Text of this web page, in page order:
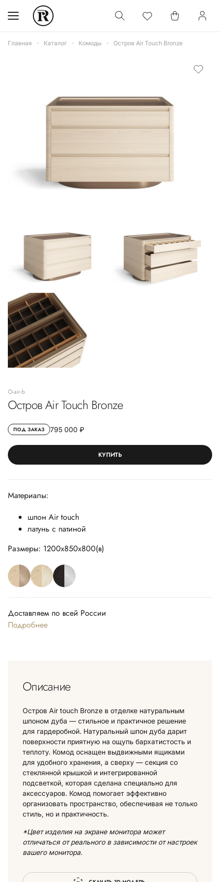
Главная Каталог Комоды Остров Air Touch Bronze
O-air-b
Остров Air Touch Bronze
ПОД ЗАКАЗ 795 000 ₽
КУПИТЬ
Материалы:
шпон Air touch
латунь с патиной
Размеры: 1200х850х800(в)
Доставляем по всей России
Подробнее
Описание
Остров Air touch Bronze в отделке натуральным
шпоном дуба — стильное и практичное решение
для гардеробной. Натуральный шпон дуба дарит
поверхности приятную на ощупь бархатистость и
теплоту. Комод оснащен выдвижными ящиками
для удобного хранения, а сверху — секция со
стеклянной крышкой и интегрированной
подсветкой, которая сделана специально для
аксессуаров. Комод помогает эффективно
организовать пространство, обеспечивая не только
стиль, но и практичность.
*Цвет изделия на экране монитора может
отличаться от реального в зависимости от настроек
вашего монитора.